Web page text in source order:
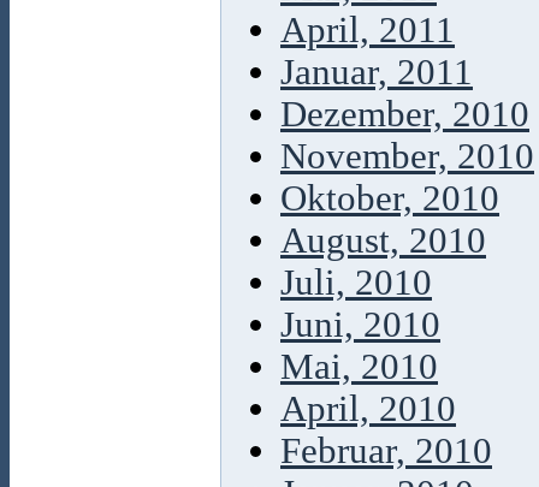
April, 2011
Januar, 2011
Dezember, 2010
November, 2010
Oktober, 2010
August, 2010
Juli, 2010
Juni, 2010
Mai, 2010
April, 2010
Februar, 2010